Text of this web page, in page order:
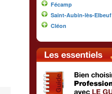
Fécamp
Saint-Aubin-lès-Elbeuf
Cléon